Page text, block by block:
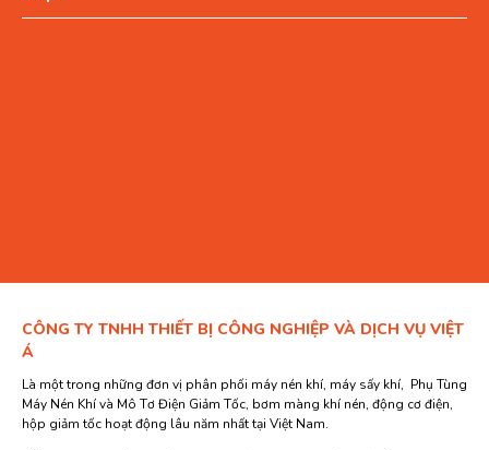
CÔNG TY TNHH THIẾT BỊ CÔNG NGHIỆP VÀ DỊCH VỤ VIỆT
Á
Là một trong những đơn vị phân phối máy nén khí, máy sấy khí, Phụ Tùng
Máy Nén Khí và Mô Tơ Điện Giảm Tốc, bơm màng khí nén, động cơ điện,
hộp giảm tốc hoạt động lâu năm nhất tại Việt Nam.